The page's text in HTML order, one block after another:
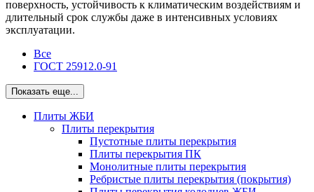
поверхность, устойчивость к климатическим воздействиям и
длительный срок службы даже в интенсивных условиях
эксплуатации.
Все
ГОСТ 25912.0-91
Показать еще...
Плиты ЖБИ
Плиты перекрытия
Пустотные плиты перекрытия
Плиты перекрытия ПК
Монолитные плиты перекрытия
Ребристые плиты перекрытия (покрытия)